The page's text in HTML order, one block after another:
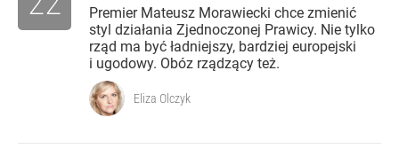
Premier Mateusz Morawiecki chce zmienić
styl działania Zjednoczonej Prawicy. Nie tylko
rząd ma być ładniejszy, bardziej europejski
i ugodowy. Obóz rządzący też.
Eliza Olczyk